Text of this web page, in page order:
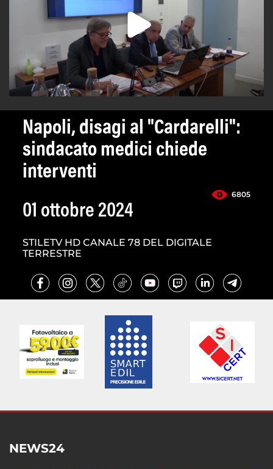
Napoli, disagi al "Cardarelli":
sindacato medici chiede
interventi
6805
01 ottobre 2024
STILETV HD CANALE 78 DEL DIGITALE
TERRESTRE
NEWS24